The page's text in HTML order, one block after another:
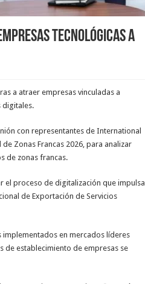
tecnológicas a
a atraer empresas vinculadas a
digitales.
con representantes de International
Zonas Francas 2026, para analizar
de zonas francas.
el proceso de digitalización que impulsa
de Exportación de Servicios
implementados en mercados líderes
de establecimiento de empresas se